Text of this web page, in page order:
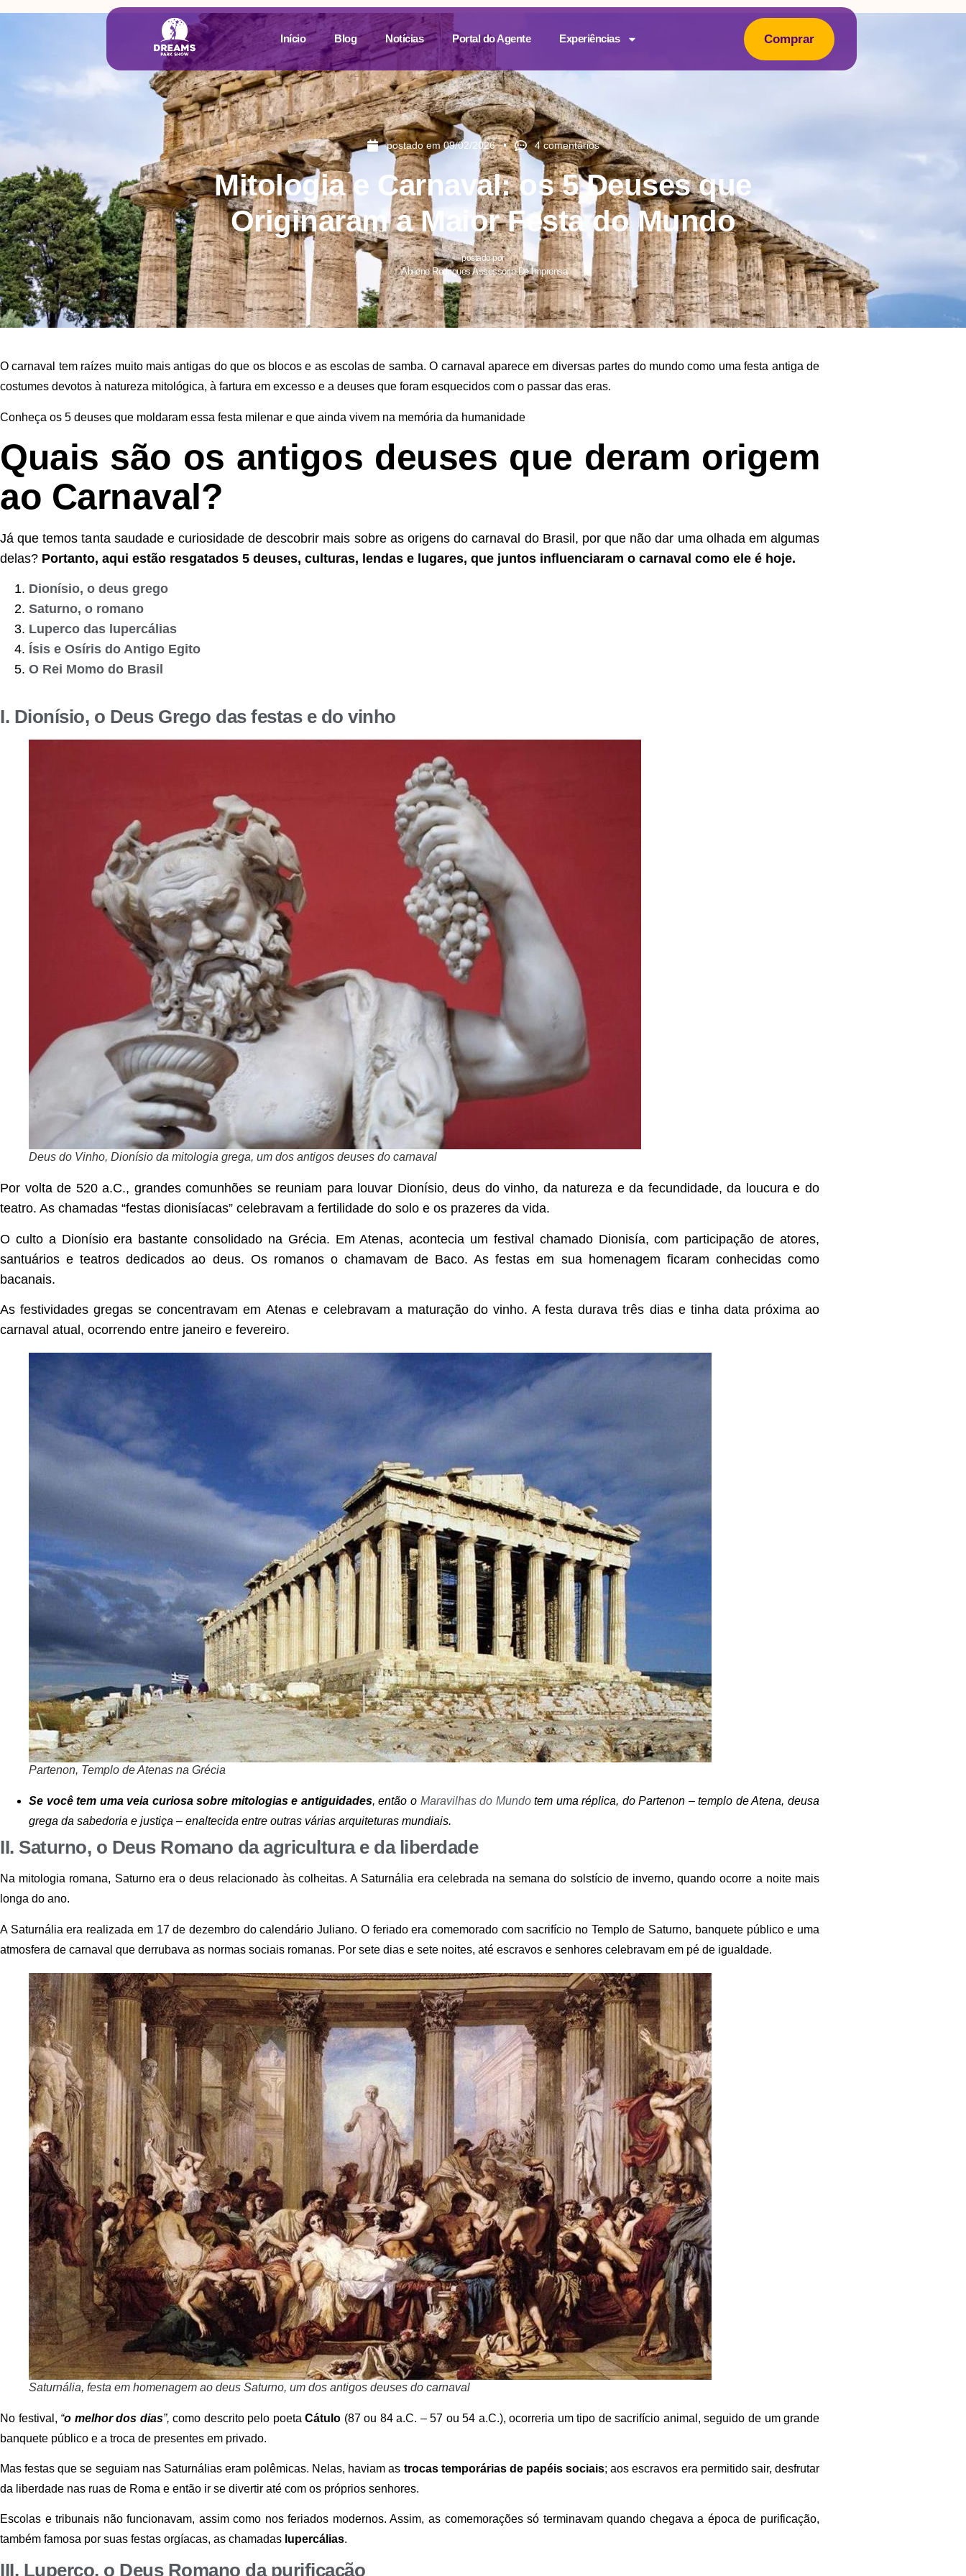
Início Blog Notícias Portal do Agente Experiências Comprar
postado em 09/02/2026 4 comentários
Mitologia e Carnaval: os 5 Deuses que
Originaram a Maior Festa do Mundo
postado por
Abilene Rodrigues Assessoria De Imprensa
O carnaval tem raízes muito mais antigas do que os blocos e as escolas de samba. O carnaval aparece em diversas partes do mundo como uma festa antiga de
costumes devotos à natureza mitológica, à fartura em excesso e a deuses que foram esquecidos com o passar das eras.
Conheça os 5 deuses que moldaram essa festa milenar e que ainda vivem na memória da humanidade
Quais são os antigos deuses que deram origem
ao Carnaval?
Já que temos tanta saudade e curiosidade de descobrir mais sobre as origens do carnaval do Brasil, por que não dar uma olhada em algumas
delas? Portanto, aqui estão resgatados 5 deuses, culturas, lendas e lugares, que juntos influenciaram o carnaval como ele é hoje.
Dionísio, o deus grego
Saturno, o romano
Luperco das lupercálias
Ísis e Osíris do Antigo Egito
O Rei Momo do Brasil
I. Dionísio, o Deus Grego das festas e do vinho
Deus do Vinho, Dionísio da mitologia grega, um dos antigos deuses do carnaval
Por volta de 520 a.C., grandes comunhões se reuniam para louvar Dionísio, deus do vinho, da natureza e da fecundidade, da loucura e do
teatro. As chamadas “festas dionisíacas” celebravam a fertilidade do solo e os prazeres da vida.
O culto a Dionísio era bastante consolidado na Grécia. Em Atenas, acontecia um festival chamado Dionisía, com participação de atores,
santuários e teatros dedicados ao deus. Os romanos o chamavam de Baco. As festas em sua homenagem ficaram conhecidas como
bacanais.
As festividades gregas se concentravam em Atenas e celebravam a maturação do vinho. A festa durava três dias e tinha data próxima ao
carnaval atual, ocorrendo entre janeiro e fevereiro.
Partenon, Templo de Atenas na Grécia
Se você tem uma veia curiosa sobre mitologias e antiguidades, então o Maravilhas do Mundotem uma réplica, do Partenon – templo de Atena, deusa
grega da sabedoria e justiça – enaltecida entre outras várias arquiteturas mundiais.
II. Saturno, o Deus Romano da agricultura e da liberdade
Na mitologia romana, Saturno era o deus relacionado às colheitas. A Saturnália era celebrada na semana do solstício de inverno, quando ocorre a noite mais
longa do ano.
A Saturnália era realizada em 17 de dezembro do calendário Juliano. O feriado era comemorado com sacrifício no Templo de Saturno, banquete público e uma
atmosfera de carnaval que derrubava as normas sociais romanas. Por sete dias e sete noites, até escravos e senhores celebravam em pé de igualdade.
Saturnália, festa em homenagem ao deus Saturno, um dos antigos deuses do carnaval
No festival, “o melhor dos dias”, como descrito pelo poetaCátulo (87 ou 84 a.C. – 57 ou 54 a.C.), ocorreria um tipo de sacrifício animal, seguido de um grande
banquete público e a troca de presentes em privado.
Mas festas que se seguiam nas Saturnálias eram polêmicas. Nelas, haviam as trocas temporárias de papéis sociais; aos escravos era permitido sair, desfrutar
da liberdade nas ruas de Roma e então ir se divertir até com os próprios senhores.
Escolas e tribunais não funcionavam, assim como nos feriados modernos. Assim, as comemorações só terminavam quando chegava a época de purificação,
também famosa por suas festas orgíacas, as chamadas lupercálias.
III. Luperco, o Deus Romano da purificação